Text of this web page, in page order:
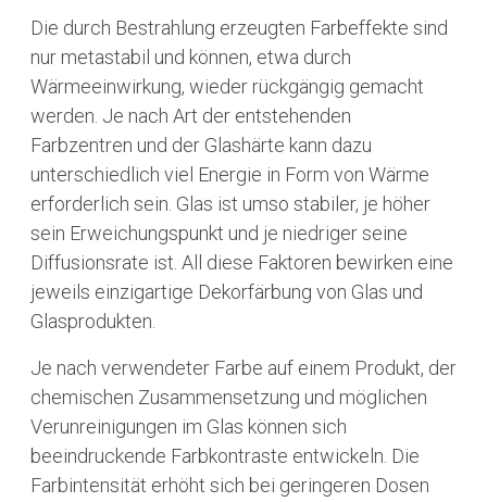
Die durch Bestrahlung erzeugten Farbeffekte sind
nur metastabil und können, etwa durch
Wärmeeinwirkung, wieder rückgängig gemacht
werden. Je nach Art der entstehenden
Farbzentren und der Glashärte kann dazu
unterschiedlich viel Energie in Form von Wärme
erforderlich sein. Glas ist umso stabiler, je höher
sein Erweichungspunkt und je niedriger seine
Diffusionsrate ist. All diese Faktoren bewirken eine
jeweils einzigartige Dekorfärbung von Glas und
Glasprodukten.
Je nach verwendeter Farbe auf einem Produkt, der
chemischen Zusammensetzung und möglichen
Verunreinigungen im Glas können sich
beeindruckende Farbkontraste entwickeln. Die
Farbintensität erhöht sich bei geringeren Dosen